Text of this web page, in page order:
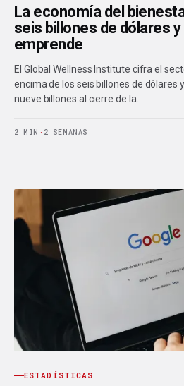
La economía del
seis billones de dólares
emprende
El Global Wellness Institute cifra el
encima de los seis billones de dólares
nueve billones al cierre de la…
2 MIN · 2 SEMANAS
ESTADÍSTICAS